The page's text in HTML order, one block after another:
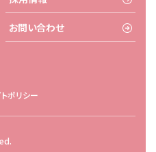
お問い合わせ
ポリシー